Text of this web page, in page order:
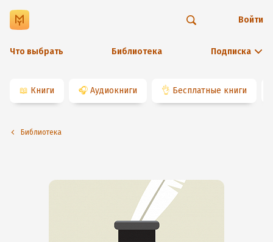
Что выбрать Библиотека Подписка
Войти
📖 Книги 🎧 Аудиокниги 👌 Бесплатные книги
Библиотека